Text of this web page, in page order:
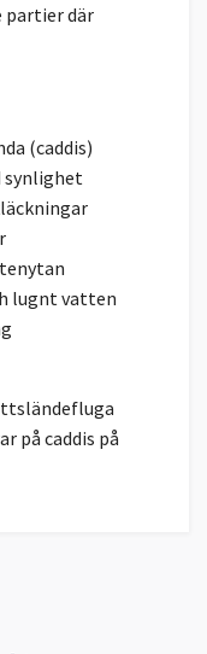
partier där
(caddis)
synlighet
lugnt vatten
på caddis på